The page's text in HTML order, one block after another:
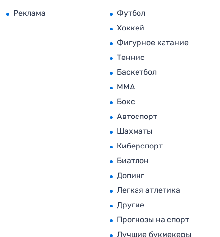
Реклама
Футбол
Хоккей
Фигурное катание
Теннис
Баскетбол
MMA
Бокс
Автоспорт
Шахматы
Киберспорт
Биатлон
Допинг
Легкая атлетика
Другие
Прогнозы на спорт
Лучшие букмекеры